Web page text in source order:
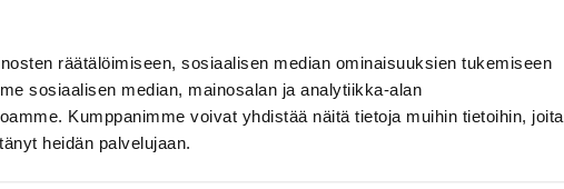
räätälöimiseen, sosiaalisen median ominaisuuksien tukemiseen
sosiaalisen median, mainosalan ja analytiikka-alan
Kumppanimme voivat yhdistää näitä tietoja muihin tietoihin, joita
heidän palvelujaan.